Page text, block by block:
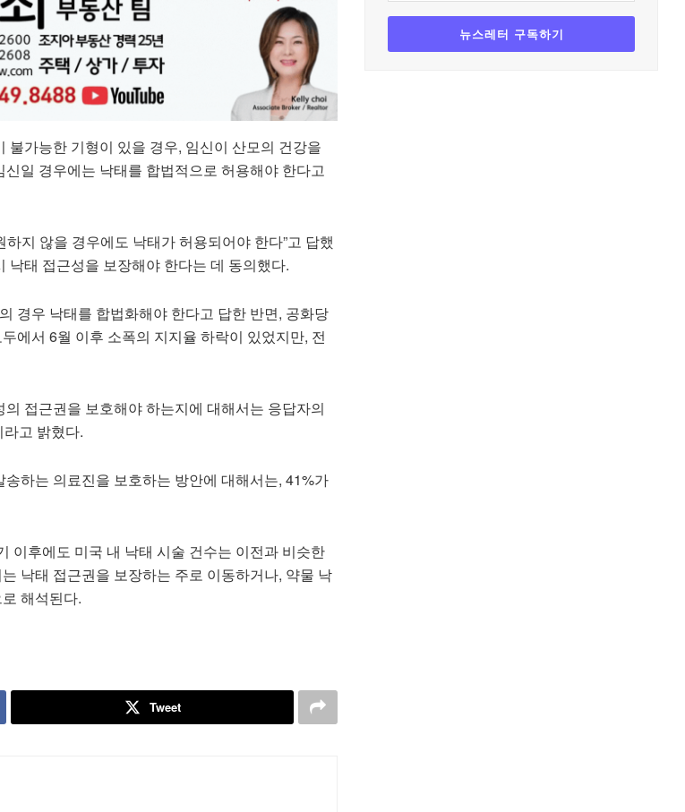
가능한 기형이 있을 경우, 임신이 산모의 건강을
일 경우에는 낙태를 합법적으로 허용해야 한다고
지 않을 경우에도 낙태가 허용되어야 한다”고 답했
낙태 접근성을 보장해야 한다는 데 동의했다.
경우 낙태를 합법화해야 한다고 답한 반면, 공화당
에서 6월 이후 소폭의 지지율 하락이 있었지만, 전
접근권을 보호해야 하는지에 대해서는 응답자의
라고 밝혔다.
하는 의료진을 보호하는 방안에 대해서는, 41%가
이후에도 미국 내 낙태 시술 건수는 이전과 비슷한
낙태 접근권을 보장하는 주로 이동하거나, 약물 낙
해석된다.
Tweet